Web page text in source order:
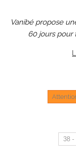
Vanibé propose
60 jours pour